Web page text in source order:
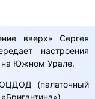
вверх» Сергея
настроения
на Южном Урале.
(палаточный